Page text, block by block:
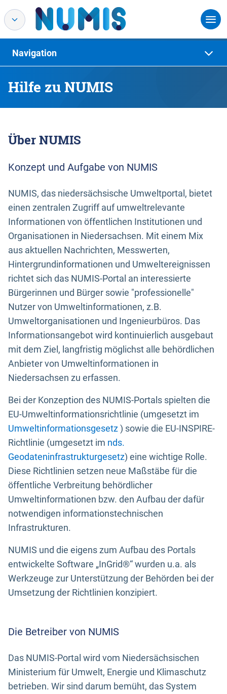
Hilfe zu NUMIS
Navigation
Über NUMIS
Konzept und Aufgabe von NUMIS
NUMIS, das niedersächsische Umweltportal, bietet
einen zentralen Zugriff auf umweltrelevante
Informationen von öffentlichen Institutionen und
Organisationen in Niedersachsen. Mit einem Mix
aus aktuellen Nachrichten, Messwerten,
Hintergrundinformationen und Umweltereignissen
richtet sich das NUMIS-Portal an interessierte
Bürgerinnen und Bürger sowie "professionelle"
Nutzer von Umweltinformationen, z.B.
Umweltorganisationen und Ingenieurbüros. Das
Informationsangebot wird kontinuierlich ausgebaut
mit dem Ziel, langfristig möglichst alle behördlichen
Anbieter von Umweltinformationen in
Niedersachsen zu erfassen.
Bei der Konzeption des NUMIS-Portals spielten die
EU-Umweltinformationsrichtlinie (umgesetzt im
Umweltinformationsgesetz) sowie die EU-INSPIRE-
Richtlinie (umgesetzt im nds.
Geodateninfrastrukturgesetz) eine wichtige Rolle.
Diese Richtlinien setzen neue Maßstäbe für die
öffentliche Verbreitung behördlicher
Umweltinformationen bzw. den Aufbau der dafür
notwendigen informationstechnischen
Infrastrukturen.
NUMIS und die eigens zum Aufbau des Portals
entwickelte Software „InGrid®“ wurden u.a. als
Werkzeuge zur Unterstützung der Behörden bei der
Umsetzung der Richtlinien konzipiert.
Die Betreiber von NUMIS
Das NUMIS-Portal wird vom Niedersächsischen
Ministerium für Umwelt, Energie und Klimaschutz
betrieben. Wir sind darum bemüht, das System